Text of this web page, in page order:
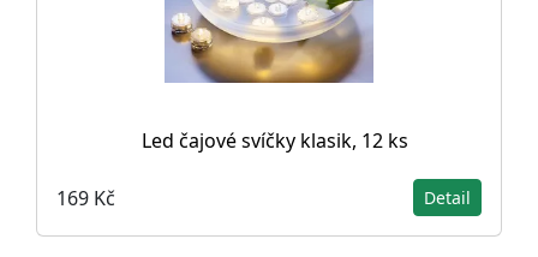
Led čajové svíčky klasik, 12 ks
169 Kč Detail